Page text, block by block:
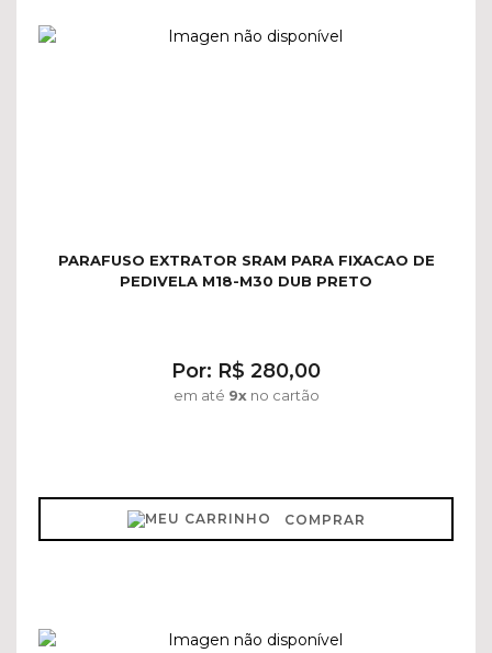
PARAFUSO EXTRATOR SRAM PARA FIXACAO DE
PEDIVELA M18-M30 DUB PRETO
Por: R$ 280,00
em até 9xno cartão
COMPRAR